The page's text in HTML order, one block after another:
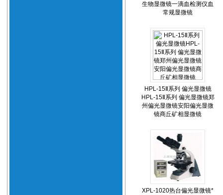
生物显微镜一滴血检测仪血
常规显微镜
HPL-15Ⅱ系列 偏光显微镜
HPL-15Ⅱ系列 偏光显微镜郑
州偏光显微镜安阳偏光显微
镜商丘矿相显微镜
XPL-1020热台偏光显微镜*